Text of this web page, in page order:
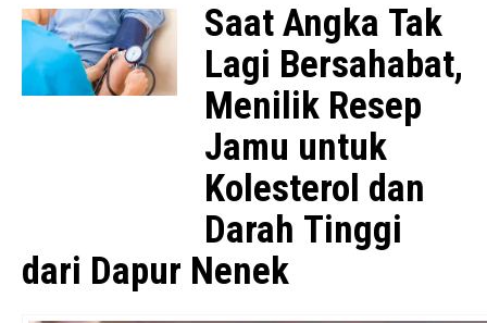
Saat Angka Tak
Lagi Bersahabat,
Menilik Resep
Jamu untuk
Kolesterol dan
Darah Tinggi
dari Dapur Nenek